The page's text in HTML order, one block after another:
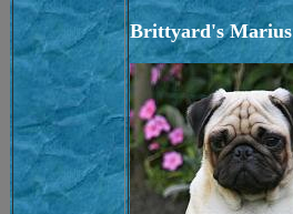
Brittyard's Marius